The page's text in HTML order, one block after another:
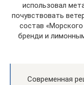
использовал
почувствовать
состав
бренди и
Современная